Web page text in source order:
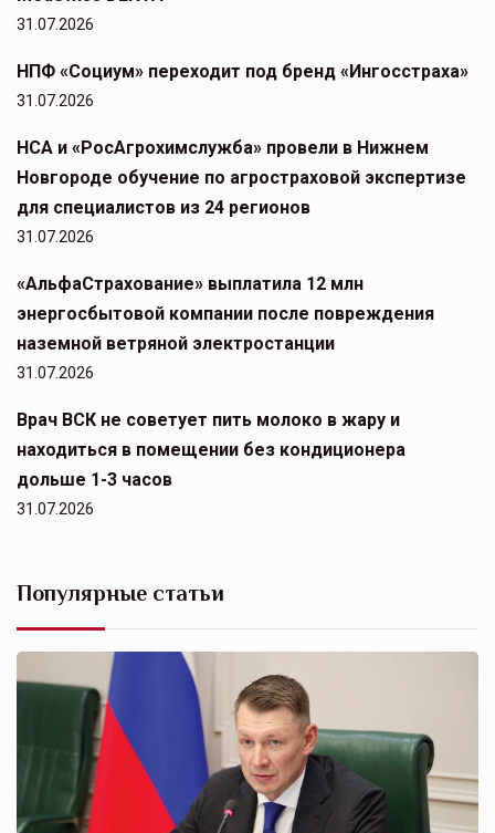
31.07.2026
НПФ «Социум» переходит под бренд «Ингосстраха»
31.07.2026
НСА и «РосАгрохимслужба» провели в Нижнем
Новгороде обучение по агростраховой экспертизе
для специалистов из 24 регионов
31.07.2026
«АльфаСтрахование» выплатила 12 млн
энергосбытовой компании после повреждения
наземной ветряной электростанции
31.07.2026
Врач ВСК не советует пить молоко в жару и
находиться в помещении без кондиционера
дольше 1-3 часов
31.07.2026
Популярные статьи